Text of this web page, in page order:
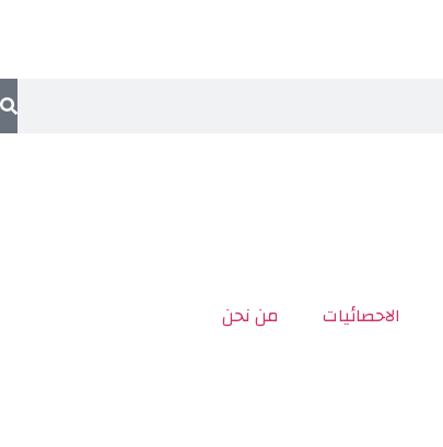
الاحصائيات من نحن